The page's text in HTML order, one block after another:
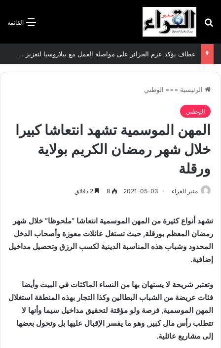
القائمة بحث عن
سعيود يشدد على إلزامية استكمال جميع عمليات تعويض متضرري حرائق الغابات قبل نهاية شهر أوت
الرئيسية === الوطني
الوطني
المهن الموسمية تشهد انتعاشا كبيرا
خلال شهر رمضان الكريم بولاية
ورقلة
منبر القراء 2021-05-03
8
تشهد أنواع كثيرة من المهن الموسمية انتعاشا “ملحوظا” خلال شهر
رمضان المعظم بورقلة, حيث تستغل عائلات معوزة وأصحاب الدخل
المحدود وشباب هذه المناسبة الدينية لكسب الرزق وتحصيل مداخيل
إضافية.
وتعتبر شريحة لا يستهان بها من النساء الماكثات في البيت وأيضا
فئات عريضة من الشباب البطالين وكذا التجار بهذه المنطقة استغلال
المهن الموسمية, فرصة ولو مؤقتة لتحقيق مداخيل سيما وأنها لا
تتطلب رأس مال كبير, وهو ما يفسر الإقبال عليها بل وتحول بعضها
إلى مشاريع عائلية.